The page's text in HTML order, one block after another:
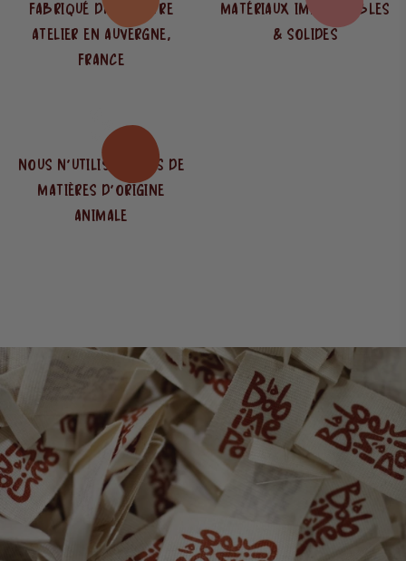
FABRIQUÉ DANS NOTRE
ATELIER EN AUVERGNE,
FRANCE
MATÉRIAUX IMPERMÉABLES
& SOLIDES
NOUS N’UTILISONS PAS DE
MATIÈRES D’ORIGINE
ANIMALE